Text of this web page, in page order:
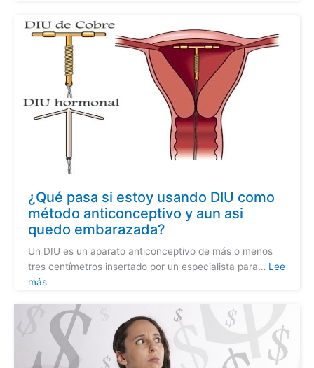
¿Qué pasa si estoy usando DIU como
método anticonceptivo y aun asi
quedo embarazada?
Un DIU es un aparato anticonceptivo de más o menos
tres centímetros insertado por un especialista para… Lee
más